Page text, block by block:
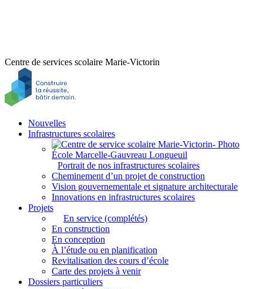
Centre de services scolaire Marie-Victorin
Nouvelles
Infrastructures scolaires
Portrait de nos infrastructures scolaires
Cheminement d’un projet de construction
Vision gouvernementale et signature architecturale
Innovations en infrastructures scolaires
Projets
En service (complétés)
En construction
En conception
À l’étude ou en planification
Revitalisation des cours d’école
Carte des projets à venir
Dossiers particuliers